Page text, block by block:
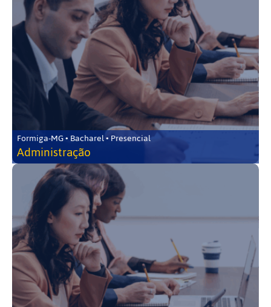
Formiga-MG • Bacharel • Presencial
Administração